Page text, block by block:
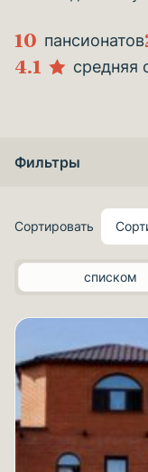
10 пансионатов
4.1 средняя
Фильтры
Сортировать
списком